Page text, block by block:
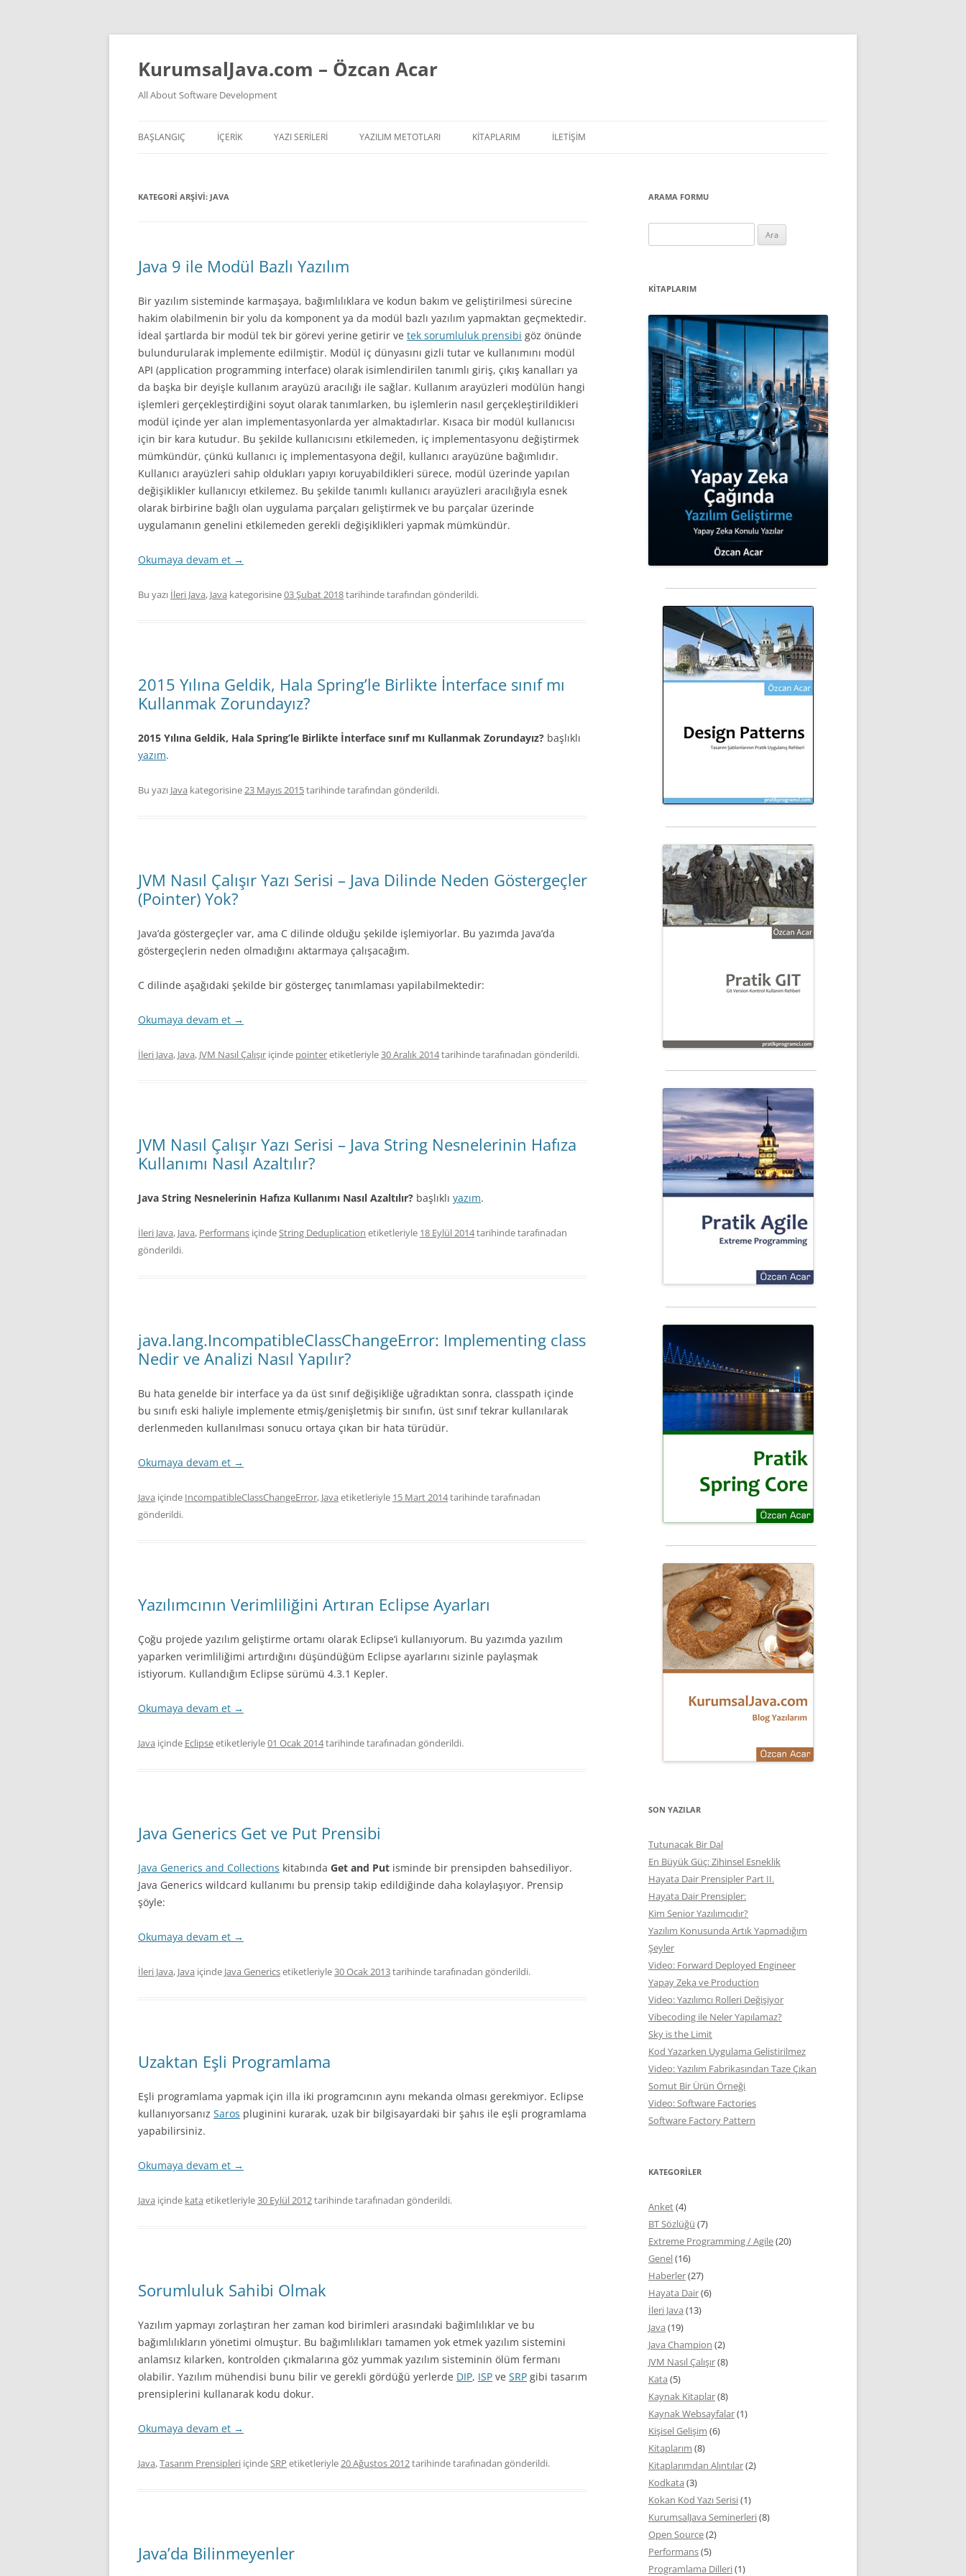
İçeriğe
KurumsalJava.com – Özcan Acar
All About Software Development
BAŞLANGIÇ İÇERİK
YAPAY ZEKA VIDEOLARI
DÜŞÜNCELER
JAVA
İLERI JAVA
MAKALELER
EĞITIM VIDEOLARI (SCREENCAST)
SEMINERLER – SUNUMLAR
SÖYLEŞILER
KIŞISEL GELIŞIM
SPRING ÇATISI
YAZI SERILERI YAZILIM METOTLARI
YAZILIM MIMARISI
TEST DRIVEN DEVELOPMENT (TDD)
KITAPLARIM İLETİŞİM
KATEGORI ARŞIVI: JAVA
Java 9 ile Modül Bazlı Yazılım
Bir yazılım sisteminde karmaşaya, bağımlılıklara ve kodun bakım ve geliştirilmesi sürecine
hakim olabilmenin bir yolu da komponent ya da modül bazlı yazılım yapmaktan geçmektedir.
İdeal şartlarda bir modül tek bir görevi yerine getirir ve tek sorumluluk prensibi göz önünde
bulundurularak implemente edilmiştir. Modül iç dünyasını gizli tutar ve kullanımını modül
API (application programming interface) olarak isimlendirilen tanımlı giriş, çıkış kanalları ya
da başka bir deyişle kullanım arayüzü aracılığı ile sağlar. Kullanım arayüzleri modülün hangi
işlemleri gerçekleştirdiğini soyut olarak tanımlarken, bu işlemlerin nasıl gerçekleştirildikleri
modül içinde yer alan implementasyonlarda yer almaktadırlar. Kısaca bir modül kullanıcısı
için bir kara kutudur. Bu şekilde kullanıcısını etkilemeden, iç implementasyonu değiştirmek
mümkündür, çünkü kullanıcı iç implementasyona değil, kullanıcı arayüzüne bağımlıdır.
Kullanıcı arayüzleri sahip oldukları yapıyı koruyabildikleri sürece, modül üzerinde yapılan
değişiklikler kullanıcıyı etkilemez. Bu şekilde tanımlı kullanıcı arayüzleri aracılığıyla esnek
olarak birbirine bağlı olan uygulama parçaları geliştirmek ve bu parçalar üzerinde
uygulamanın genelini etkilemeden gerekli değişiklikleri yapmak mümkündür.
Okumaya devam et →
Bu yazı İleri Java, Java kategorisine03 Şubat 2018tarihindetarafından gönderildi.
2015 Yılına Geldik, Hala Spring’le Birlikte İnterface sınıf mı
Kullanmak Zorundayız?
2015 Yılına Geldik, Hala Spring’le Birlikte İnterface sınıf mı Kullanmak Zorundayız? başlıklı
yazım.
Bu yazı Java kategorisine23 Mayıs 2015tarihindetarafından gönderildi.
JVM Nasıl Çalışır Yazı Serisi – Java Dilinde Neden Göstergeçler
(Pointer) Yok?
Java’da göstergeçler var, ama C dilinde olduğu şekilde işlemiyorlar. Bu yazımda Java’da
göstergeçlerin neden olmadığını aktarmaya çalışacağım.
C dilinde aşağıdaki şekilde bir göstergeç tanımlaması yapilabilmektedir:
Okumaya devam et →
İleri Java, Java, JVM Nasıl Çalışır içinde pointeretiketleriyle30 Aralık 2014tarihindetarafınadan gönderildi.
JVM Nasıl Çalışır Yazı Serisi – Java String Nesnelerinin Hafıza
Kullanımı Nasıl Azaltılır?
Java String Nesnelerinin Hafıza Kullanımı Nasıl Azaltılır? başlıklı yazım.
İleri Java, Java, Performans içindeString Deduplication etiketleriyle 18 Eylül 2014tarihindetarafınadan
gönderildi.
java.lang.IncompatibleClassChangeError: Implementing class
Nedir ve Analizi Nasıl Yapılır?
Bu hata genelde bir interface ya da üst sınıf değişikliğe uğradıktan sonra, classpath içinde
bu sınıfı eski haliyle implemente etmiş/genişletmiş bir sınıfın, üst sınıf tekrar kullanılarak
derlenmeden kullanılması sonucu ortaya çıkan bir hata türüdür.
Okumaya devam et →
Java içinde IncompatibleClassChangeError, Java etiketleriyle 15 Mart 2014tarihindetarafınadan
gönderildi.
Yazılımcının Verimliliğini Artıran Eclipse Ayarları
Çoğu projede yazılım geliştirme ortamı olarak Eclipse’i kullanıyorum. Bu yazımda yazılım
yaparken verimliliğimi artırdığını düşündüğüm Eclipse ayarlarını sizinle paylaşmak
istiyorum. Kullandığım Eclipse sürümü 4.3.1 Kepler.
Okumaya devam et →
Java içinde Eclipseetiketleriyle01 Ocak 2014tarihindetarafınadan gönderildi.
Java Generics Get ve Put Prensibi
Java Generics and Collections kitabında Get and Put isminde bir prensipden bahsediliyor.
Java Generics wildcard kullanımı bu prensip takip edildiğinde daha kolaylaşıyor. Prensip
şöyle:
Okumaya devam et →
İleri Java, Java içinde Java Genericsetiketleriyle30 Ocak 2013tarihindetarafınadan gönderildi.
Uzaktan Eşli Programlama
Eşli programlama yapmak için illa iki programcının aynı mekanda olması gerekmiyor. Eclipse
kullanıyorsanız Saros pluginini kurarak, uzak bir bilgisayardaki bir şahıs ile eşli programlama
yapabilirsiniz.
Okumaya devam et →
Java içinde kata etiketleriyle30 Eylül 2012tarihindetarafınadan gönderildi.
Sorumluluk Sahibi Olmak
Yazılım yapmayı zorlaştıran her zaman kod birimleri arasındaki bağimlılıklar ve bu
bağımlılıkların yönetimi olmuştur. Bu bağımlılıkları tamamen yok etmek yazılım sistemini
anlamsız kılarken, kontrolden çıkmalarına göz yummak yazılım sisteminin ölüm fermanı
olabilir. Yazılım mühendisi bunu bilir ve gerekli gördüğü yerlerde DIP, ISP ve SRP gibi tasarım
prensiplerini kullanarak kodu dokur.
Okumaya devam et →
Java,Tasarım Prensipleri içindeSRP etiketleriyle20 Ağustos 2012tarihindetarafınadan gönderildi.
Java’da Bilinmeyenler
ARAMA FORMU
KITAPLARIM
SON YAZILAR
Tutunacak Bir Dal
En Büyük Güç: Zihinsel Esneklik
Hayata Dair Prensipler Part II.
Hayata Dair Prensipler:
Kim Senior Yazılımcıdır?
Yazılım Konusunda Artık Yapmadığım
Şeyler
Video: Forward Deployed Engineer
Yapay Zeka ve Production
Video: Yazılımcı Rolleri Değişiyor
Vibecoding ile Neler Yapılamaz?
Sky is the Limit
Kod Yazarken Uygulama Gelistirilmez
Video: Yazılım Fabrikasından Taze Çıkan
Somut Bir Ürün Örneği
Video: Software Factories
Software Factory Pattern
KATEGORILER
Anket(4)
BT Sözlüğü (7)
Extreme Programming / Agile(20)
Genel(16)
Haberler(27)
Hayata Dair(6)
İleri Java (13)
Java (19)
Java Champion (2)
JVM Nasıl Çalışır(8)
Kata (5)
Kaynak Kitaplar(8)
Kaynak Websayfalar(1)
Kişisel Gelişim (6)
Kitaplarım (8)
Kitaplarımdan Alıntılar(2)
Kodkata (3)
Kokan Kod Yazı Serisi(1)
KurumsalJava Seminerleri(8)
Open Source(2)
Performans(5)
Programlama Dilleri(1)